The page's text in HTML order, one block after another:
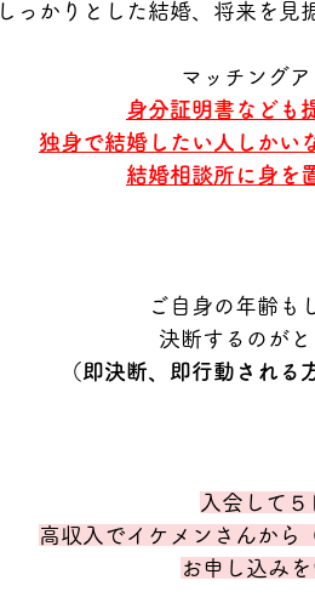
しっかりとした結婚、将来を見
マッチング
身分証明書なども
独身で結婚したい人しかい
結婚相談所に身を
ご自身の年齢も
決断するのが
（即決断、即行動される
入会して
高収入でイケメンさんから
お申し込み